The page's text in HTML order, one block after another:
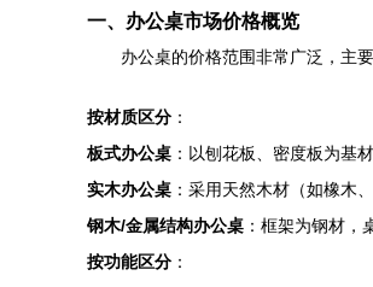
一、办公桌市场价格概览
办公桌的价格范围非常广泛，主
按材质区分 ：
板式办公桌 ：以刨花板、密度板为基
实木办公桌 ：采用天然木材（如橡木
钢木/金属结构办公桌 ：框架为钢材，
按功能区分 ：